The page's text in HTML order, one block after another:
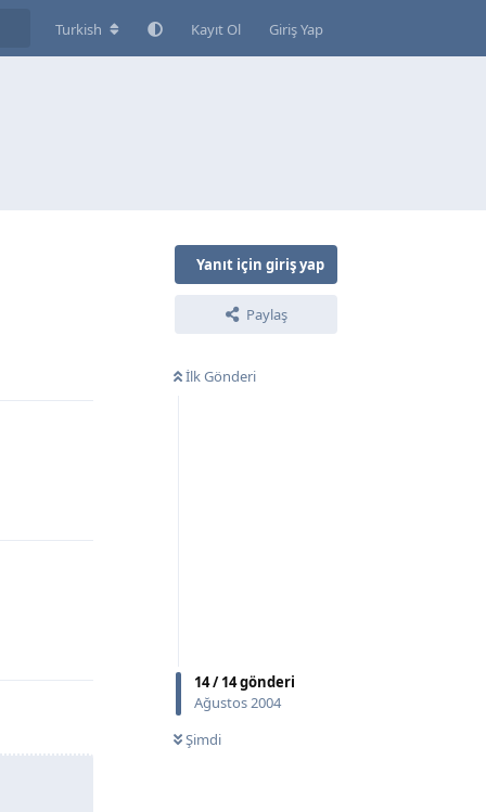
Turkish Kayıt Ol Giriş Yap
Yanıt için giriş yap
Paylaş
İlk Gönderi
14/14gönderi
Ağustos 2004
Şimdi